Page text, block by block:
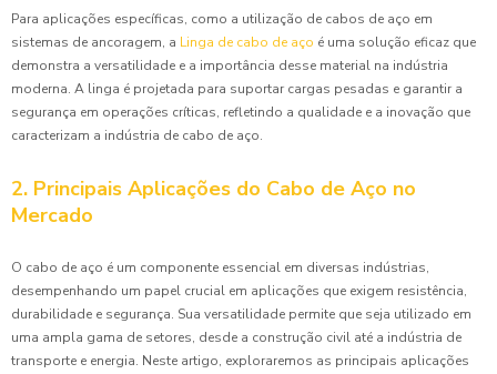
Para aplicações específicas, como a utilização de cabos de aço em
sistemas de ancoragem, a Linga de cabo de aço é uma solução eficaz que
demonstra a versatilidade e a importância desse material na indústria
moderna. A linga é projetada para suportar cargas pesadas e garantir a
segurança em operações críticas, refletindo a qualidade e a inovação que
caracterizam a indústria de cabo de aço.
2. Principais Aplicações do Cabo de Aço no
Mercado
O cabo de aço é um componente essencial em diversas indústrias,
desempenhando um papel crucial em aplicações que exigem resistência,
durabilidade e segurança. Sua versatilidade permite que seja utilizado em
uma ampla gama de setores, desde a construção civil até a indústria de
transporte e energia. Neste artigo, exploraremos as principais aplicações